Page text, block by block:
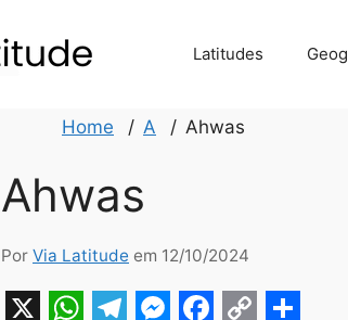
Latitudes
Home A Ahwas
Ahwas
Por Via Latitude em 12/10/2024